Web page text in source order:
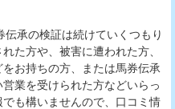
伝承の検証は続けていくつもり
た方や、被害に遭われた方、
お持ちの方、または馬券伝承
業を受けられた方などいらっ
も構いませんので、口コミ情